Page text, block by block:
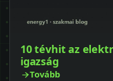
10 tévhit az
igazság
Tovább